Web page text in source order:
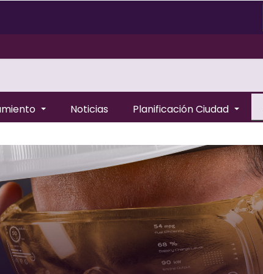
Noticias Planificación Ciudad